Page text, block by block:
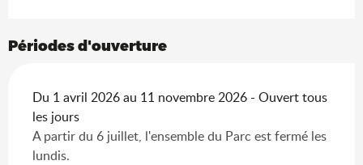
Périodes d'ouverture
Du 1 avril 2026 au 11 novembre 2026 - Ouvert tous
les jours
A partir du 6 juillet, l'ensemble du Parc est fermé les
lundis.